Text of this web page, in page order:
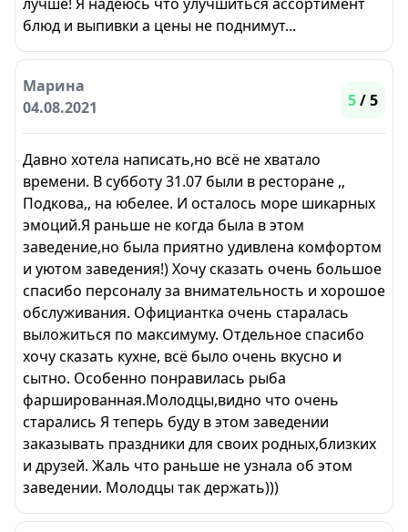
блюд и выпивки а цены не поднимут...
Марина
04.08.2021
5/ 5
Давно хотела написать,но всё не хватало
времени. В субботу 31.07 были в ресторане ,,
Подкова,, на юбелее. И осталось море шикарных
эмоций.Я раньше не когда была в этом
заведение,но была приятно удивлена комфортом
и уютом заведения!) Хочу сказать очень большое
спасибо персоналу за внимательность и хорошое
обслуживания. Официантка очень старалась
выложиться по максимуму. Отдельное спасибо
хочу сказать кухне, всё было очень вкусно и
сытно. Особенно понравилась рыба
фаршированная.Молодцы,видно что очень
старались Я теперь буду в этом заведении
заказывать праздники для своих родных,близких
и друзей. Жаль что раньше не узнала об этом
заведении. Молодцы так держать)))